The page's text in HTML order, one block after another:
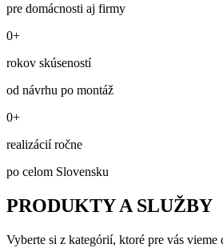
pre domácnosti aj firmy
0+
rokov skúseností
od návrhu po montáž
0+
realizácií ročne
po celom Slovensku
PRODUKTY A SLUŽBY
Vyberte si z kategórií, ktoré pre vás